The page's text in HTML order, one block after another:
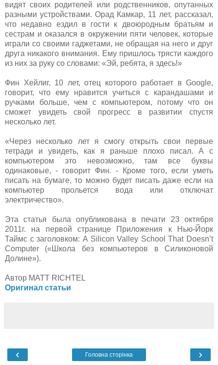
видят своих родителей или родственников, опутанных
разными устройствами. Орад Камкар, 11 лет, рассказал,
что недавно ездил в гости к двоюродным братьям и
сестрам и оказался в окружении пяти человек, которые
играли со своими гаджетами, не обращая на него и друг
друга никакого внимания. Ему пришлось трясти каждого
из них за руку со словами: «Эй, ребята, я здесь!»
Фин Хейлиг, 10 лет, отец которого работает в Google,
говорит, что ему нравится учиться с карандашами и
ручками больше, чем с компьютером, потому что он
сможет увидеть свой прогресс в развитии спустя
несколько лет.
«Через несколько лет я смогу открыть свои первые
тетради и увидеть, как я раньше плохо писал. А с
компьютером это невозможно, там все буквы
одинаковые, - говорит Фин. - Кроме того, если уметь
писать на бумаге, то можно будет писать даже если на
компьютер прольется вода или отключат
электричество».
Эта статья была опубликована в печати 23 октября
2011г. на первой странице Приложения к Нью-Йорк
Таймс с заголовком: A Silicon Valley School That Doesn’t
Computer («Школа без компьютеров в Силиконовой
Долине»).
Автор MATT RICHTEL
Оригинал статьи
‹ ›
Головна сторінка